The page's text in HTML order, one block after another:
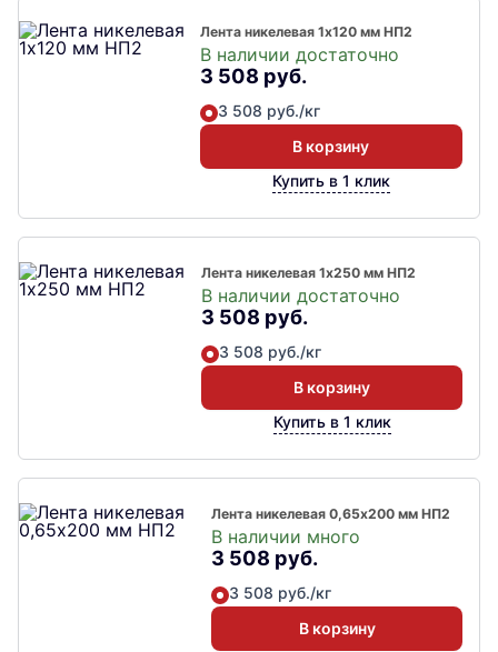
Лента никелевая 1х120 мм НП2
В наличии достаточно
3 508 руб.
3 508 руб./кг
В корзину
Купить в 1 клик
Лента никелевая 1х250 мм НП2
В наличии достаточно
3 508 руб.
3 508 руб./кг
В корзину
Купить в 1 клик
Лента никелевая 0,65х200 мм НП2
В наличии много
3 508 руб.
3 508 руб./кг
В корзину